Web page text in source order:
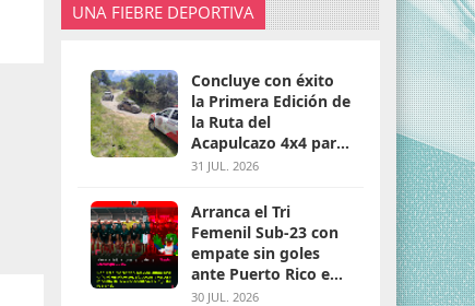
UNA FIEBRE DEPORTIVA
Concluye con éxito
la Primera Edición de
la Ruta del
Acapulcazo 4x4 para
parejas
31 JUL. 2026
Arranca el Tri
Femenil Sub-23 con
empate sin goles
ante Puerto Rico en
Santo Domingo 2026
30 JUL. 2026